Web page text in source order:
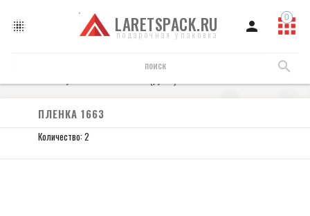
LARETSPACK.RU
подарочная упаковка
ПЛЕНКА 1663
Количество: 2